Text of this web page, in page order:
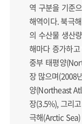
역 구분을 기준
해역이다. 북극
의 수산물 생산
해마다 증가하
중부 태평양
장 많으며(2008
양(Northeast
장(3.5%), 그리
극해(Arctic